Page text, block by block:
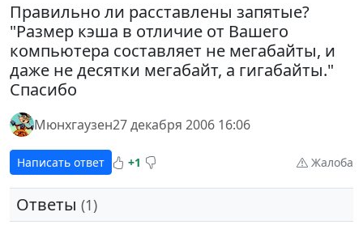
Правильно ли расставлены запятые?
"Размер кэша в отличие от Вашего
компьютера составляет не мегабайты, и
даже не десятки мегабайт, а гигабайты."
Спасибо
Мюнхгаузен27 декабря 2006 16:06
Написать ответ +1 Жалоба
Ответы (1)